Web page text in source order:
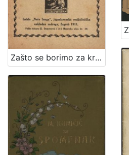
Zašto se borimo za kraće radno vrijeme? : jedan zadatak radničkih strukovnih organizacija / obradio V. Bukšeg